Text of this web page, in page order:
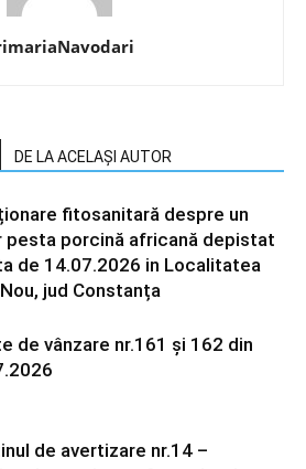
DE LA ACELAȘI AUTOR
fitosanitară despre un
pesta porcină africană depistat
de 14.07.2026 in Localitatea
jud Constanța
de vânzare nr.161 și 162 din
de avertizare nr.14 –